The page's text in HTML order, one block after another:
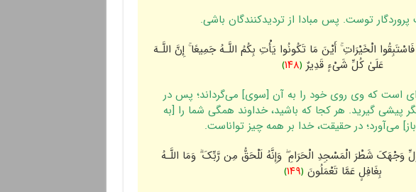
توست. پس مبادا از تردیدکنندگان باشى.
الْخَیْرَ‌اتِ ۚ أَیْنَ مَا تَکُونُوا یَأْتِ بِکُمُ اللَّـهُ جَمِیعًا ۚ إِنَّ اللَّـهَ
عَلَىٰ کُلِّ شَیْءٍ قَدِیرٌ‌ ﴿١۴٨﴾
است که وى روى خود را به آن [سوى‌] مى‌گرداند؛ پس در
پیشى گیرید. هر کجا که باشید، خداوند همگى شما را [به
مى‌آورد؛ در حقیقت، خدا بر همه چیز تواناست.
شَطْرَ‌ الْمَسْجِدِ الْحَرَ‌امِ ۖ وَإِنَّهُ لَلْحَقُّ مِن رَّ‌بِّکَ ۗ وَمَا اللَّـهُ
بِغَافِلٍ عَمَّا تَعْمَلُونَ ﴿١۴٩﴾